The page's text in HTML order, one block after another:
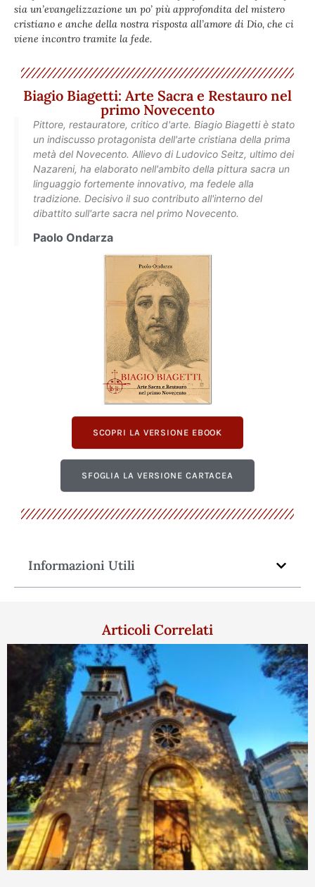
sia un’evangelizzazione un po’ più approfondita del mistero
cristiano e anche della nostra risposta all’amore di Dio, che ci
viene incontro tramite la fede.
Biagio Biagetti: Arte Sacra e Restauro nel
primo Novecento
Pittore, restauratore, critico d'arte. Biagio Biagetti è stato
un indiscusso protagonista dell'arte cristiana della prima
metà del Novecento. Allievo di Ludovico Seitz, ultimo dei
Nazareni, ha elaborato nell'ambito della pittura sacra un
linguaggio fortemente innovativo, ma fedele alla
tradizione. Decisivo il suo contributo all'interno del
dibattito sull'arte sacra nel primo Novecento.
Paolo Ondarza
SCOPRI LA VERSIONE EBOOK
SFOGLIA LA VERSIONE CARTACEA
Informazioni Utili
Articoli Correlati